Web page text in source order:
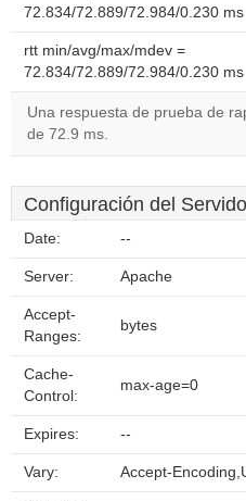
72.834/72.889/72.984/0.230 ms
rtt min/avg/max/mdev =
72.834/72.889/72.984/0.230 ms
Una respuesta de prueba de
de 72.9 ms.
Configuración del
Date: --
Server: Apache
Accept-
Ranges:
bytes
Cache-
Control:
max-age=0
Expires: --
Vary: Accept-